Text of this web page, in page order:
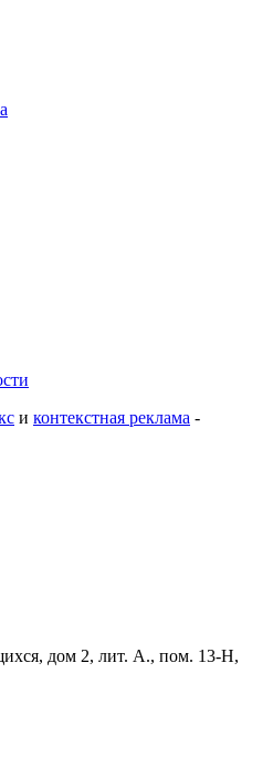
и контекстная реклама -
дом 2, лит. А., пом. 13-Н,